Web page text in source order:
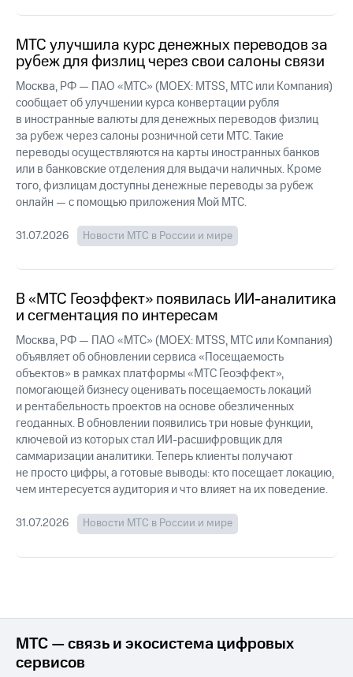
выкупа
Дивиденды
Рынок
облигаций
Описание
Еврооблигации-2023
Уведомление
о
погашении
именных
облигаций
Регистратор
Контакты
развитие
деловая этика
На главную
МТС улучшила курс денежных переводов за
рубеж для физлиц через свои салоны связи
Москва, РФ — ПАО «МТС» (MOEX: MTSS, МТС или Компания)
сообщает об улучшении курса конвертации рубля
в иностранные валюты для денежных переводов физлиц
за рубеж через салоны розничной сети МТС. Такие
переводы осуществляются на карты иностранных банков
или в банковские отделения для выдачи наличных. Кроме
того, физлицам доступны денежные переводы за рубеж
онлайн — с помощью приложения Мой МТС.
31.07.2026 Новости МТС в России и мире
В «МТС Геоэффект» появилась ИИ-аналитика
и сегментация по интересам
Москва, РФ — ПАО «МТС» (MOEX: MTSS, МТС или Компания)
объявляет об обновлении сервиса «Посещаемость
объектов» в рамках платформы «МТС Геоэффект»,
помогающей бизнесу оценивать посещаемость локаций
и рентабельность проектов на основе обезличенных
геоданных. В обновлении появились три новые функции,
ключевой из которых стал ИИ-расшифровщик для
саммаризации аналитики. Теперь клиенты получают
не просто цифры, а готовые выводы: кто посещает локацию,
чем интересуется аудитория и что влияет на их поведение.
31.07.2026 Новости МТС в России и мире
МТС — связь и экосистема цифровых
сервисов